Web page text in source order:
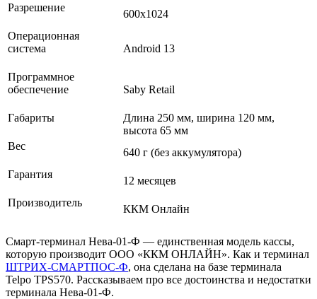
Разрешение
600х1024
Операционная
система
Android 13
Программное
обеспечение
Saby Retail
Габариты
Длина 250 мм, ширина 120 мм,
высота 65 мм
Вес
640 г (без аккумулятора)
Гарантия
12 месяцев
Производитель
ККМ Онлайн
Смарт-терминал Нева‑01‑Ф — единственная модель кассы,
которую производит ООО «ККМ ОНЛАЙН». Как и терминал
ШТРИХ‑СМАРТПОС‑Ф, она сделана на базе терминала
Telpo TPS570. Рассказываем про все достоинства и недостатки
терминала Нева‑01‑Ф.